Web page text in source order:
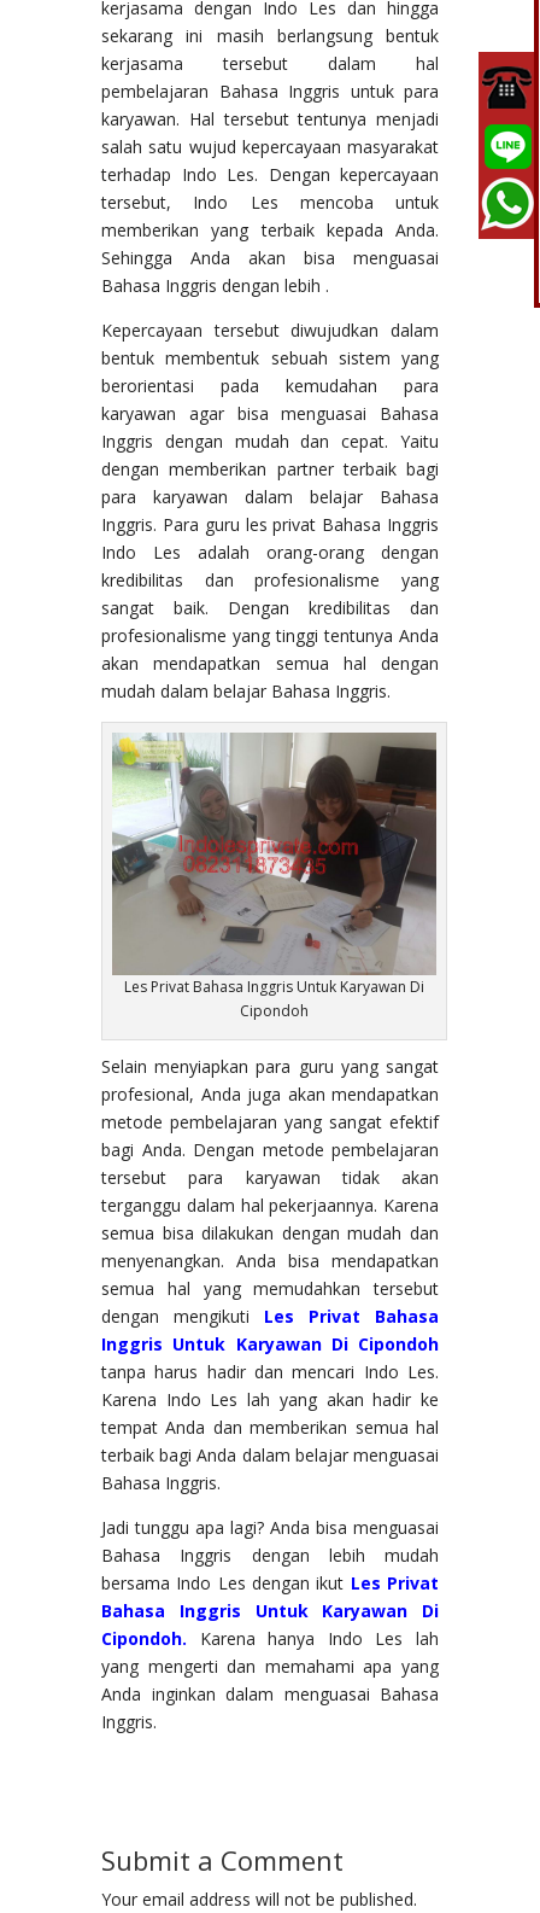
kerjasama dengan Indo Les dan hingga
sekarang ini masih berlangsung bentuk
kerjasama tersebut dalam hal
pembelajaran Bahasa Inggris untuk para
karyawan. Hal tersebut tentunya menjadi
salah satu wujud kepercayaan masyarakat
terhadap Indo Les. Dengan kepercayaan
tersebut, Indo Les mencoba untuk
memberikan yang terbaik kepada Anda.
Sehingga Anda akan bisa menguasai
Bahasa Inggris dengan lebih .
Kepercayaan tersebut diwujudkan dalam
bentuk membentuk sebuah sistem yang
berorientasi pada kemudahan para
karyawan agar bisa menguasai Bahasa
Inggris dengan mudah dan cepat. Yaitu
dengan memberikan partner terbaik bagi
para karyawan dalam belajar Bahasa
Inggris. Para guru les privat Bahasa Inggris
Indo Les adalah orang-orang dengan
kredibilitas dan profesionalisme yang
sangat baik. Dengan kredibilitas dan
profesionalisme yang tinggi tentunya Anda
akan mendapatkan semua hal dengan
mudah dalam belajar Bahasa Inggris.
Les Privat Bahasa Inggris Untuk Karyawan Di
Cipondoh
Selain menyiapkan para guru yang sangat
profesional, Anda juga akan mendapatkan
metode pembelajaran yang sangat efektif
bagi Anda. Dengan metode pembelajaran
tersebut para karyawan tidak akan
terganggu dalam hal pekerjaannya. Karena
semua bisa dilakukan dengan mudah dan
menyenangkan. Anda bisa mendapatkan
semua hal yang memudahkan tersebut
dengan mengikuti Les Privat Bahasa
Inggris Untuk Karyawan Di Cipondoh
tanpa harus hadir dan mencari Indo Les.
Karena Indo Les lah yang akan hadir ke
tempat Anda dan memberikan semua hal
terbaik bagi Anda dalam belajar menguasai
Bahasa Inggris.
Jadi tunggu apa lagi? Anda bisa menguasai
Bahasa Inggris dengan lebih mudah
bersama Indo Les dengan ikut Les Privat
Bahasa Inggris Untuk Karyawan Di
Cipondoh. Karena hanya Indo Les lah
yang mengerti dan memahami apa yang
Anda inginkan dalam menguasai Bahasa
Inggris.
Submit a Comment
Your email address will not be published.